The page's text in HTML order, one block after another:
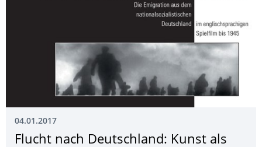
04.01.2017
Flucht nach Deutschland: Kunst als